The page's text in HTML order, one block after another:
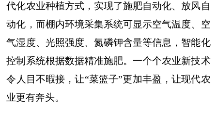
代化农业种植方式，实现了施肥自动化、放风自
动化，而棚内环境采集系统可显示空气温度、空
气湿度、光照强度、氮磷钾含量等信息，智能化
控制系统根据数据精准施肥。一个个农业新技术
令人目不暇接，让“菜篮子”更加丰盈，让现代农
业更有奔头。